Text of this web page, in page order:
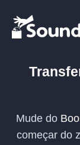
Mude do
começar do